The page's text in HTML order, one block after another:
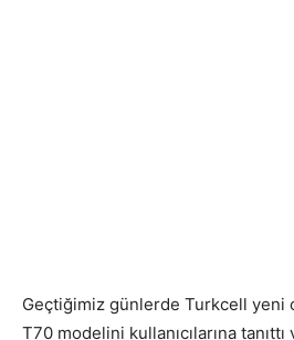
Geçtiğimiz günlerde Turkcell yeni
T70 modelini kullanıcılarına